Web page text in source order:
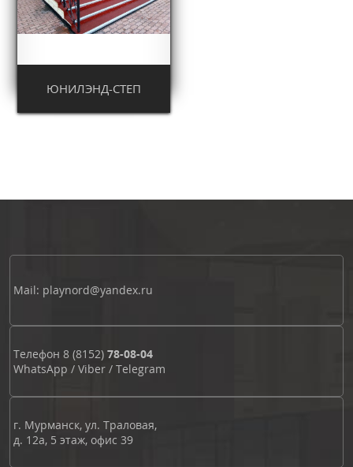
ЮНИЛЭНД-СТЕП
Mail: playnord@yandex.ru
Телефон 8 (8152) 78-08-04
WhatsApp / Viber / Telegram
г. Мурманск, ул. Траловая,
д. 12а, 5 этаж, офис 39